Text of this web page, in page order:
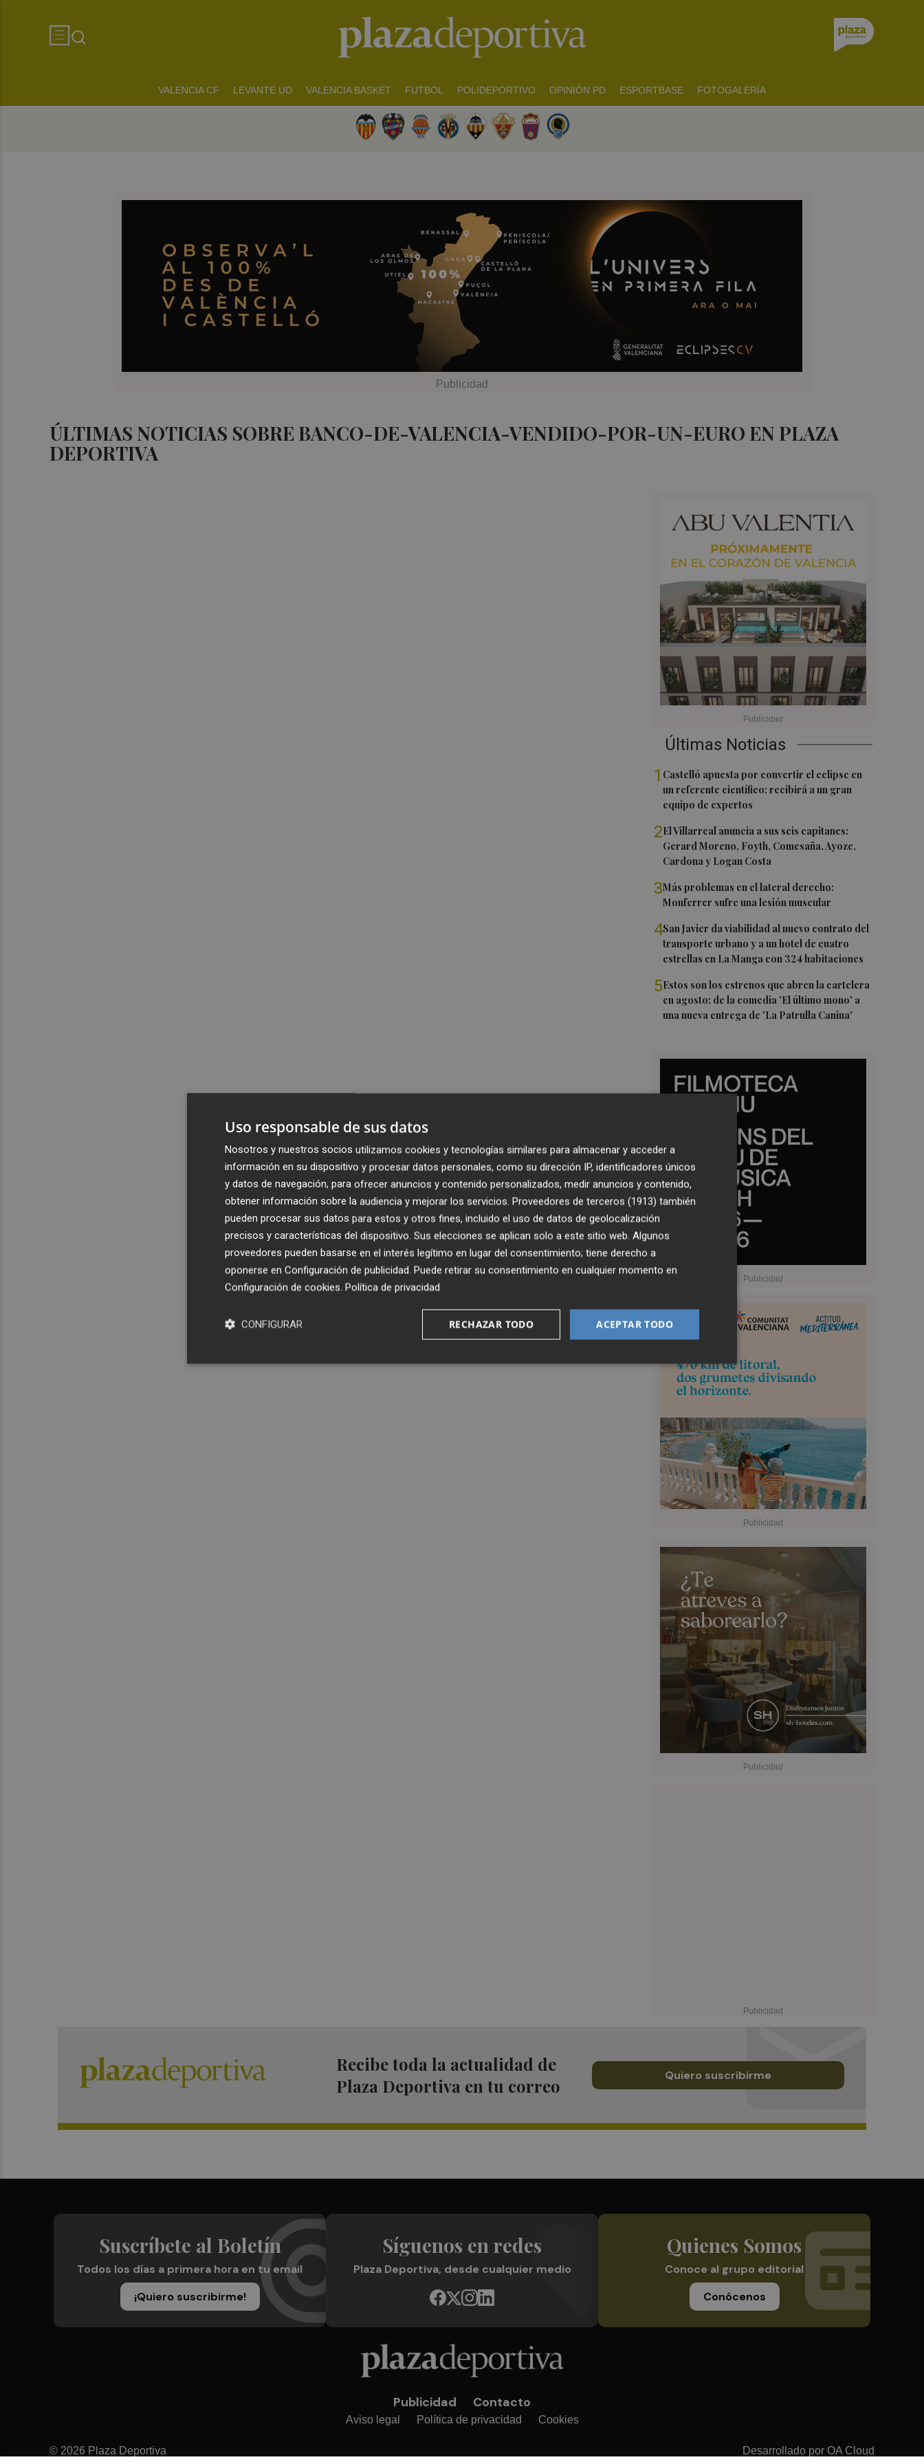
VALENCIA CF LEVANTE UD VALENCIA BASKET FUTBOL POLIDEPORTIVO OPINIÓN PD ESPORTBASE FOTOGALERÍA
ÚLTIMAS NOTICIAS SOBRE BANCO-DE-VALENCIA-VENDIDO-POR-UN-EURO EN PLAZA
DEPORTIVA
Últimas Noticias
1 Castelló apuesta por convertir el eclipse en
un referente científico: recibirá a un gran
equipo de expertos
2El Villarreal anuncia a sus seis capitanes:
Gerard Moreno, Foyth, Comesaña, Ayoze,
Cardona y Logan Costa
3Más problemas en el lateral derecho:
Monferrer sufre una lesión muscular
4San Javier da viabilidad al nuevo contrato del
transporte urbano y a un hotel de cuatro
estrellas en La Manga con 324 habitaciones
5Estos son los estrenos que abren la cartelera
en agosto: de la comedia 'El último mono' a
una nueva entrega de 'La Patrulla Canina'
Recibe toda la actualidad de
Plaza Deportiva en tu correo
Quiero suscribirme
Suscríbete al Boletín
Todos los días a primera hora en tu email
¡Quiero suscribirme!
Síguenos en redes
Plaza Deportiva, desde cualquier medio
Quienes Somos
Conoce al grupo editorial
Conócenos
Publicidad Contacto
Aviso legal Política de privacidad Cookies
© 2026 Plaza Deportiva Desarrollado por OA Cloud
Uso responsable de sus datos
Nosotros y nuestros socios utilizamos cookies y tecnologías similares para almacenar y acceder a
información en su dispositivo y procesar datos personales, como su dirección IP, identificadores únicos
y datos de navegación, para ofrecer anuncios y contenido personalizados, medir anuncios y contenido,
obtener información sobre la audiencia y mejorar los servicios. Proveedores de terceros (1913) también
pueden procesar sus datos para estos y otros fines, incluido el uso de datos de geolocalización
precisos y características del dispositivo. Sus elecciones se aplican solo a este sitio web. Algunos
proveedores pueden basarse en el interés legítimo en lugar del consentimiento; tiene derecho a
oponerse en Configuración de publicidad. Puede retirar su consentimiento en cualquier momento en
Configuración de cookies. Política de privacidad
ACEPTAR TODO
RECHAZAR TODO
CONFIGURAR